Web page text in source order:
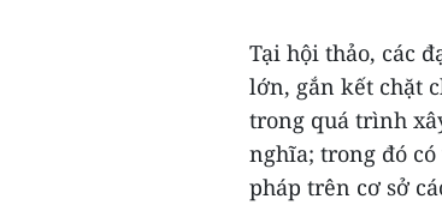
Tại hội thảo, các
lớn, gắn kết chặt
trong quá trình
nghĩa; trong đó
pháp trên cơ sở